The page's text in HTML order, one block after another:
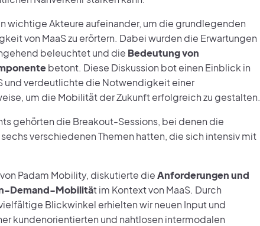
wichtige Akteure aufeinander, um die grundlegenden
von MaaS zu erörtern. Dabei wurden die Erwartungen
beleuchtet und die Bedeutung von
betont. Diese Diskussion bot einen Einblick in
und verdeutlichte die Notwendigkeit einer
um die Mobilität der Zukunft erfolgreich zu gestalten.
gehörten die Breakout-Sessions, bei denen die
verschiedenen Themen hatten, die sich intensiv mit
Padam Mobility, diskutierte dieAnforderungen und
Demand-Mobilität im Kontext von MaaS. Durch
Blickwinkel erhielten wir neuen Input und
kundenorientierten und nahtlosen intermodalen